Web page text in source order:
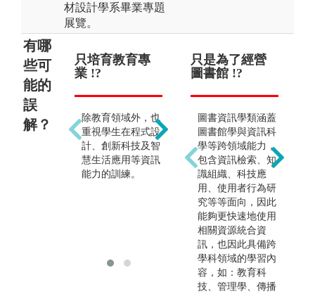
材設計學系畢業專題
展覽。
有哪
些可
能的
誤
解？
只培育教育專
業 !?
除教育領域外，也
重視學生在程式設
計、創新科技及智
慧生活應用等資訊
能力的訓練。
只能當老師 !?
展並非只侷限於擔
任教職，程式設
計、教育訓練、人
力資源管理、多媒
體教材開發、專案
管理、評鑑各類型
媒體教材等，皆為
可選擇之職涯發展
方向。
只是為了經營
圖書館 !?
圖書資訊學類涵蓋
圖書館學與資訊科
學等跨領域能力，
包含資訊檢索、知
識組織、科技應
用、使用者行為研
究等等面向，因此
能夠更快速地使用
相關資源統合資
訊，也因此具備跨
學科領域的學習內
容，如：教育科
技、管理學、傳播